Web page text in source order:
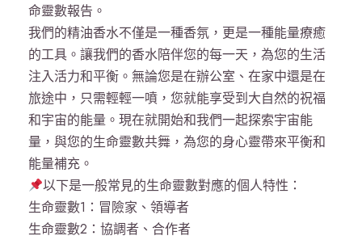
命靈數報告。
我們的精油香水不僅是一種香氛，更是一種能量療癒
的工具。讓我們的香水陪伴您的每一天，為您的生活
注入活力和平衡。無論您是在辦公室、在家中還是在
旅途中，只需輕輕一噴，您就能享受到大自然的祝福
和宇宙的能量。現在就開始和我們一起探索宇宙能
量，與您的生命靈數共舞，為您的身心靈帶來平衡和
能量補充。
以下是一般常見的生命靈數對應的個人特性：
生命靈數1：冒險家、領導者
生命靈數2：協調者、合作者